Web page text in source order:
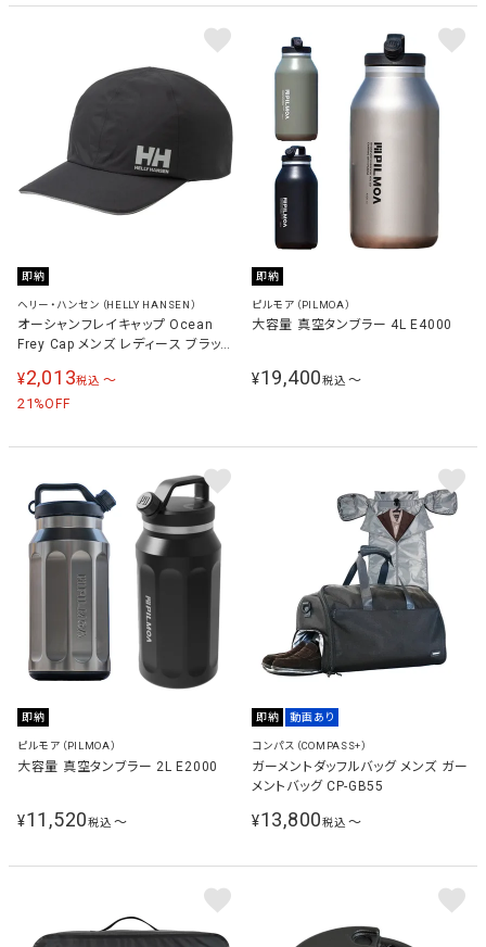
即納
ヘリー・ハンセン（HELLY HANSEN）
オーシャンフレイキャップ Ocean
Frey Cap メンズ レディース ブラック
¥2,013税込 〜
21 %OFF
即納
ピルモア（PILMOA）
大容量 真空タンブラー 4L E4000
¥19,400税込 〜
即納
ピルモア（PILMOA）
大容量 真空タンブラー 2L E2000
¥11,520税込 〜
即納 動画あり
コンパス（COMPASS+）
ガーメントダッフルバッグ メンズ ガー
メントバッグ CP-GB55
¥13,800税込 〜